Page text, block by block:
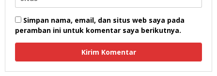
Simpan nama, email, dan situs web saya pada
peramban ini untuk komentar saya berikutnya.